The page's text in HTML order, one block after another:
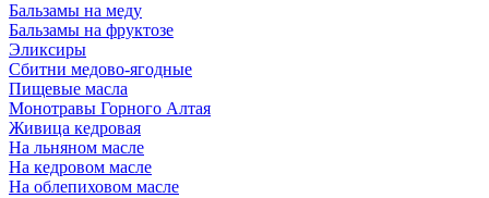
Бальзамы на меду
Бальзамы на фруктозе
Эликсиры
Сбитни медово-ягодные
Пищевые масла
Монотравы Горного Алтая
Живица кедровая
На льняном масле
На кедровом масле
На облепиховом масле